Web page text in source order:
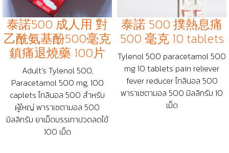
泰諾500 成人用 對
乙酰氨基酚500毫克
鎮痛退燒藥 100片
Adult's Tylenol 500,
Paracetamol 500 mg, 100
caplets ไทลินอล 500 สำหรับ
ผู้ใหญ่ พาราเซตามอล 500
มิลลิกรัม ยาเม็ดบรรเทาปวดลดไข้
100 เม็ด
泰諾 500 撲熱息痛
500 毫克 10 tablets
Tylenol 500 paracetamol 500
mg 10 tablets pain reliever
fever reducer ไทลินอล 500
พาราเซตามอล 500 มิลลิกรัม 10
เม็ด